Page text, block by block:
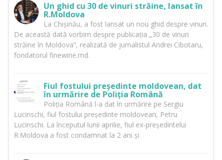
Un ghid cu 30 de vinuri străine, lansat în
R.Moldova
La Chișinău, a fost lansat un nou ghid despre vinuri.
De această dată vorbim despre publicația „30 de vinuri
străine în Moldova”, realizată de jurnalistul Andrei Cibotaru,
fondatorul finewine.md.
Fiul fostului președinte moldovean, dat
în urmărire de Poliția Română
Poliția Română l-a dat în urmărire pe Sergiu
Lucinschi, fiul fostului președinte moldovean, Petru
Lucinschi. La începutul lunii aprilie, fiul ex-președintelui
R.Moldova a fost condamnat la 2 ani și